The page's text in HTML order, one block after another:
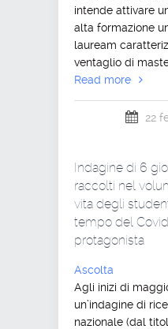
intende attivare
alta formazione
lauream
ventaglio di
Read more
22
Indagine di 6
raccolti nel
vita degli
tempo del
protagonista
Ascolta
Agli inizi di
un’indagine di
nazionale (dal